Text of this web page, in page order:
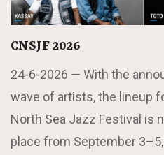
CNSJF 2026
24-6-2026 — With the
wave of artists, the lineup
North Sea Jazz Festival is
place from September